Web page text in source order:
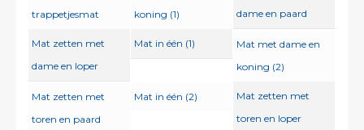
trappetjesmat
koning (1)
dame en paard
Mat zetten met
dame en loper
Mat in één (1)
Mat met dame en
koning (2)
Mat zetten met
toren en paard
Mat in één (2)
Mat zetten met
toren en loper